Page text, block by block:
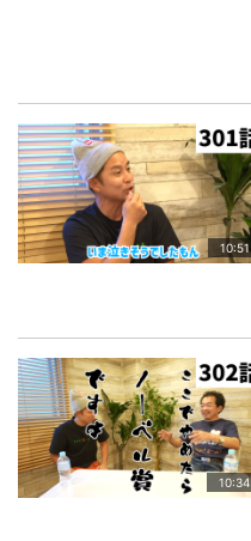
10:51
10:34